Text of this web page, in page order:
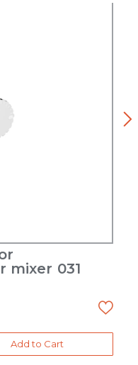
mixer 031
Add to Cart